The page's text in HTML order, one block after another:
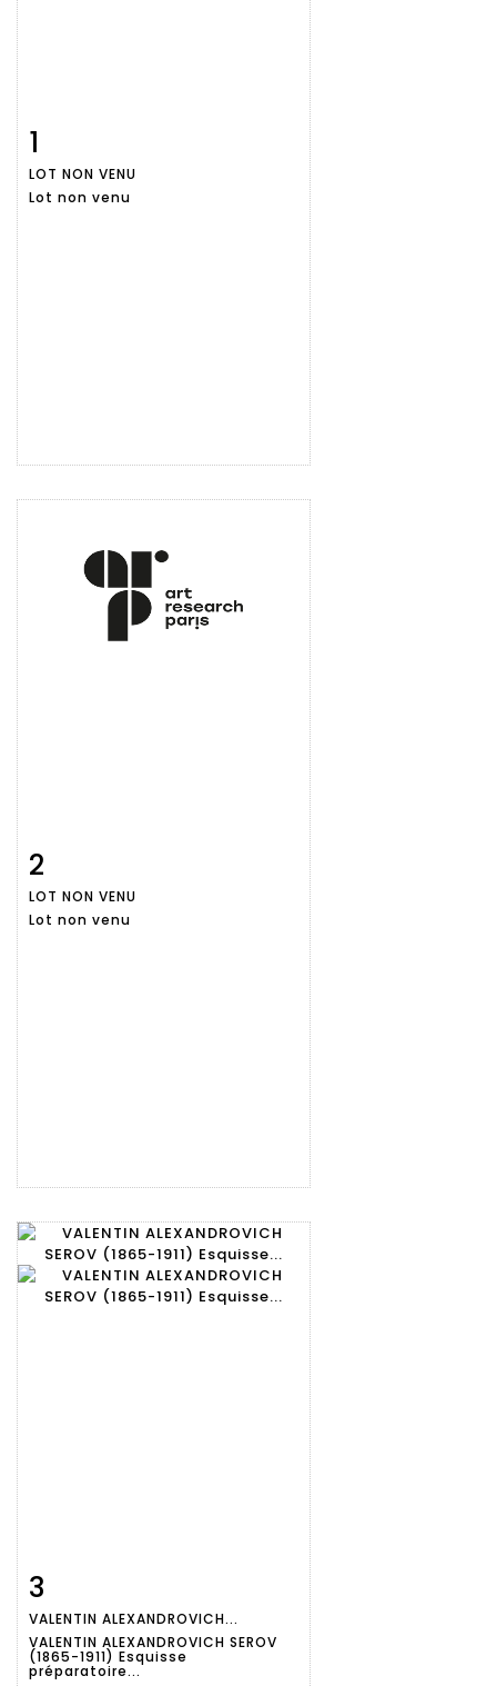
1
LOT NON VENU
Lot non venu
2
LOT NON VENU
Lot non venu
détaillée
3
VALENTIN ALEXANDROVICH...
VALENTIN ALEXANDROVICH SEROV
(1865-1911) Esquisse
préparatoire...